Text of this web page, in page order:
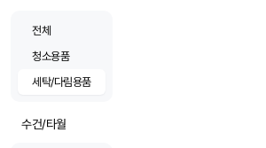
전체
청소용품
세탁/다림용품
수건/타월